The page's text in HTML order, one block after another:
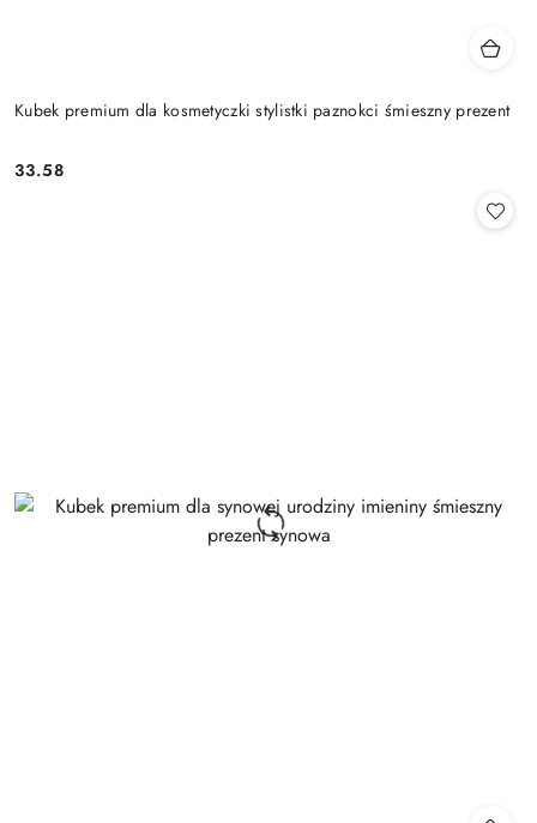
Kubek premium dla kosmetyczki stylistki paznokci śmieszny prezent
Cena:
33.58